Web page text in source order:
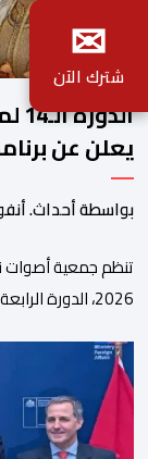
يعلن عن
بواسطة أحداث.
2026، الدورة
الاجتماعية
الدورة، التي تنظم
السادس، تحت
✉
شترك الآن